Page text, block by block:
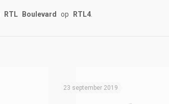
RTL Boulevard op RTL4
23 september 2019